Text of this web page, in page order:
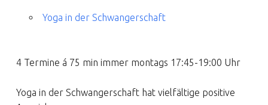
Yoga in der Schwangerschaft
4 Termine á 75 min immer montags 17:45-19:00 Uhr
Yoga in der Schwangerschaft hat vielfältige positive